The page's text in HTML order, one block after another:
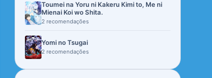
Toumei na Yoru ni Kakeru Kimi to, Me ni
Mienai Koi wo Shita.
2 recomendações
Yomi no Tsugai
2 recomendações